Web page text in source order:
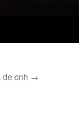
de cnh →